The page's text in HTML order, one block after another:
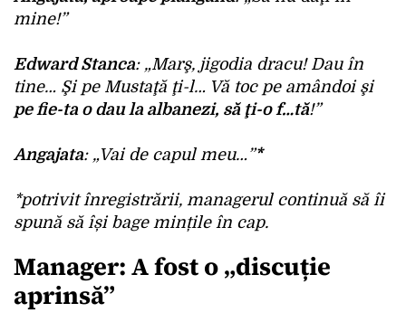
mine!”
Edward Stanca: „Marş, jigodia dracu! Dau în
tine… Şi pe Mustaţă ţi-l… Vă toc pe amândoi şi
pe fie-ta o dau la albanezi, să ţi-o f…tă!”
Angajata: „Vai de capul meu…”*
*potrivit înregistrării, managerul continuă să îi
spună să își bage mințile în cap.
Manager: A fost o „discuție
aprinsă”